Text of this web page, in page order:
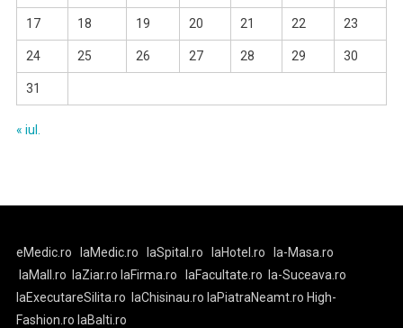
17 18 19 20 21 22 23
24 25 26 27 28 29 30
31
« iul.
eMedic.ro laMedic.ro laSpital.ro laHotel.ro
la-Masa.ro
laMall.ro
laZiar.ro laFirma.ro laFacultate.ro
la-Suceava.ro
laExecutareSilita.ro
laChisinau.ro laPiatraNeamt.ro High-
Fashion.ro laBalti.ro